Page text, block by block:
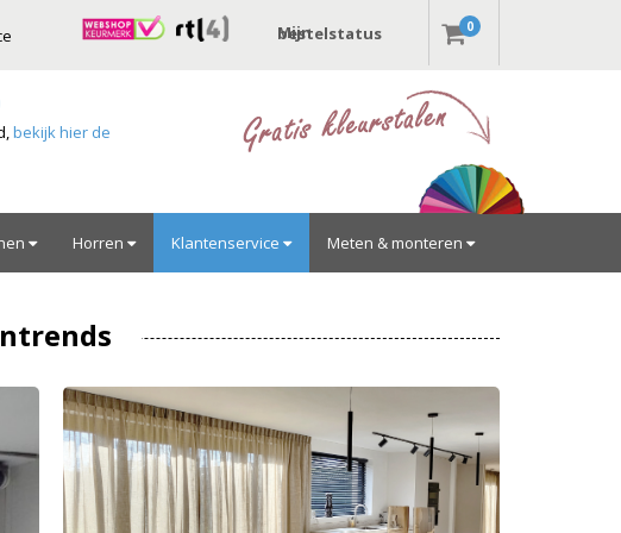
Mijn bestelstatus 0
bekijk hier de
Horren Klantenservice Meten & monteren